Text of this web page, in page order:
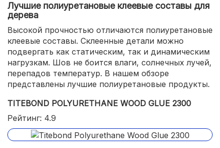
Лучшие полиуретановые клеевые составы для
дерева
Высокой прочностью отличаются полиуретановые
клеевые составы. Склеенные детали можно
подвергать как статическим, так и динамическим
нагрузкам. Шов не боится влаги, солнечных лучей,
перепадов температур. В нашем обзоре
представлены лучшие полиуретановые продукты.
TITEBOND POLYURETHANE WOOD GLUE 2300
Рейтинг: 4.9